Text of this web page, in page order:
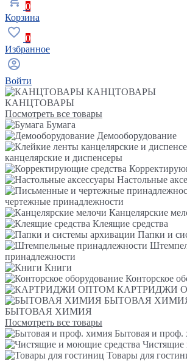
0
Корзина
0
Избранное
Войти
КАНЦТОВАРЫ
КАНЦТОВАРЫ
Посмотреть все товары
Бумага
Демооборудование
канцелярские и диспенсеры
Настольные
чертежные принадлежности
Канцелярские
Клеящие средства
Папки и
принадлежности
Книги
Конторское
КАРТРИДЖИ
БЫТОВАЯ
БЫТОВАЯ ХИМИЯ
Посмотреть все товары
Бытовая и проф.
Чистящие
Товары для